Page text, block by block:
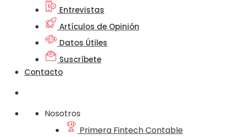
Entrevistas
Artículos de Opinión
Datos Útiles
Suscríbete
Contacto
Nosotros
Primera Fintech Contable